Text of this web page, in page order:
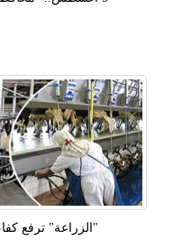
"الزراعة" ترفع